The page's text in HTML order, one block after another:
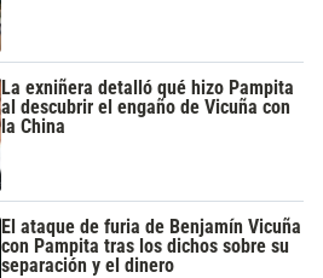
La exniñera detalló qué hizo Pampita
al descubrir el engaño de Vicuña con
la China
El ataque de furia de Benjamín Vicuña
con Pampita tras los dichos sobre su
separación y el dinero